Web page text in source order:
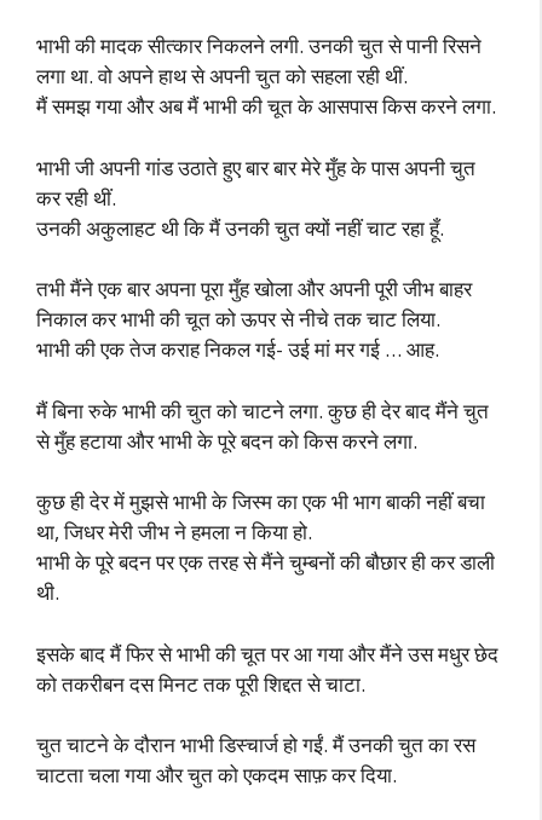
भाभी की मादक सीत्कार निकलने लगी. उनकी चुत से पानी रिसने
लगा था. वो अपने हाथ से अपनी चुत को सहला रही थीं.
मैं समझ गया और अब मैं भाभी की चूत के आसपास किस करने लगा.
भाभी जी अपनी गांड उठाते हुए बार बार मेरे मुँह के पास अपनी चुत
कर रही थीं.
उनकी अकुलाहट थी कि मैं उनकी चुत क्यों नहीं चाट रहा हूँ.
तभी मैंने एक बार अपना पूरा मुँह खोला और अपनी पूरी जीभ बाहर
निकाल कर भाभी की चूत को ऊपर से नीचे तक चाट लिया.
भाभी की एक तेज कराह निकल गई- उई मां मर गई … आह.
मैं बिना रुके भाभी की चुत को चाटने लगा. कुछ ही देर बाद मैंने चुत
से मुँह हटाया और भाभी के पूरे बदन को किस करने लगा.
कुछ ही देर में मुझसे भाभी के जिस्म का एक भी भाग बाकी नहीं बचा
था, जिधर मेरी जीभ ने हमला न किया हो.
भाभी के पूरे बदन पर एक तरह से मैंने चुम्बनों की बौछार ही कर डाली
थी.
इसके बाद मैं फिर से भाभी की चूत पर आ गया और मैंने उस मधुर छेद
को तकरीबन दस मिनट तक पूरी शिद्दत से चाटा.
चुत चाटने के दौरान भाभी डिस्चार्ज हो गईं. मैं उनकी चुत का रस
चाटता चला गया और चुत को एकदम साफ़ कर दिया.